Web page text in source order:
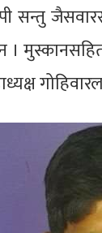
सन्तु